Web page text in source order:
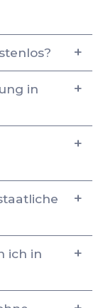
in
ich in